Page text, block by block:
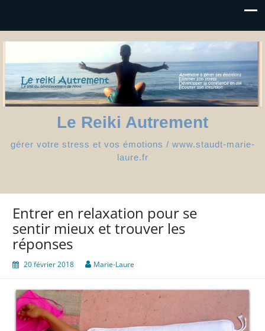
Le Reiki Autrement
gérer votre stress et vos émotions / www.staudt-marie-
laure.fr
Entrer en relaxation pour se
sentir mieux et trouver les
réponses
20 février 2018 Marie-Laure